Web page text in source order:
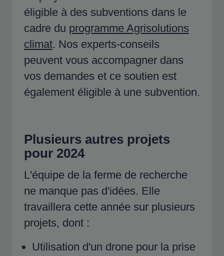
éligible à des subventions dans le
cadre du programme Agrisolutions
climat. Nos experts-conseils
peuvent vous accompagner dans
vos demandes et ce soutien est
également éligible à une subvention.
Plusieurs autres projets
pour 2024
L'équipe de la ferme de recherche
ne manque pas d'idées. Elle
travaillera cette année sur plusieurs
projets, dont :
Utilisation d'un drone pour la prise